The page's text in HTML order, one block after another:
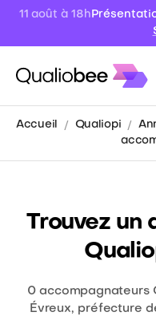
11 août à 18h
Accueil Qualiopi
Trouvez un
0accompagnateurs
Évreux, préfecture